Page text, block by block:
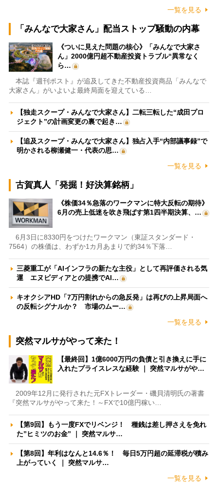
一覧を見る
「みんなで大家さん」配当ストップ騒動の内幕
《ついに見えた問題の核心》「みんなで大家さ
ん」2000億円超不動産投資トラブル“異常なく
ら…
本誌『週刊ポスト』が追及してきた不動産投資商品「みんなで
大家さん」がいよいよ最終局面を迎えている…
【独走スクープ・みんなで大家さん】二転三転した“成田プロ
ジェクト”の計画変更の裏で起き…
【追及スクープ・みんなで大家さん】独占入手“内部議事録”で
明かされる柳瀬健一・代表の思…
一覧を見る
古賀真人「発掘！好決算銘柄」
《株価34％急落のワークマンに特大反転の期待》
6月の売上低迷を吹き飛ばす第1四半期決算、…
6月3日に8330円をつけたワークマン（東証スタンダード・
7564）の株価は、わずか1カ月あまりで約34％下落…
三菱重工が「AIインフラの新たな主役」として再評価される気
運 エヌビディアとの提携でAI…
キオクシアHD「7万円割れからの急反発」は再びの上昇局面へ
の反転シグナルか？ 市場のムー…
一覧を見る
突然マルサがやって来た！
【最終回】1億6000万円の負債と引き換えに手に
入れたプライスレスな経験 ｜ 突然マルサがや…
2009年12月に発行された元FXトレーダー・磯貝清明氏の著書
『突然マルサがやって来た！～FXで10億円稼い…
【第9回】もう一度FXでリベンジ！ 種銭は差し押さえを免れ
た”ヒミツのお金” ｜ 突然マルサ…
【第8回】年利はなんと14.6％！ 毎日5万円超の延滞税が積み
上がっていく ｜ 突然マルサ…
一覧を見る